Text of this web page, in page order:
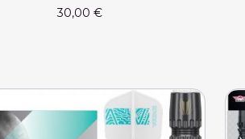
30,00 €